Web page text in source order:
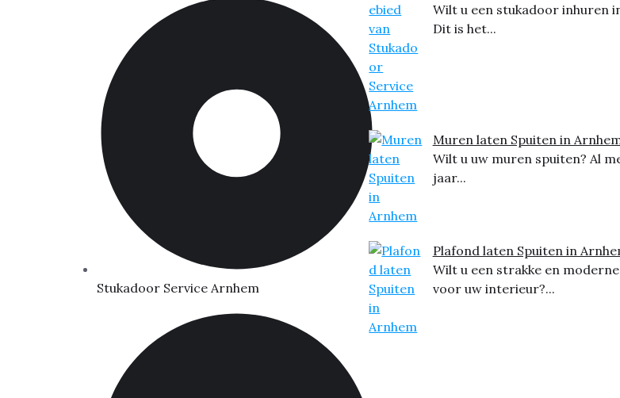
Stukadoor Service Arnhem
Wilt u een stukadoor inhuren
Dit is het...
Muren laten Spuiten in
Wilt u uw muren spuiten? Al
jaar...
Plafond laten Spuiten in
Wilt u een strakke en
voor uw interieur?...